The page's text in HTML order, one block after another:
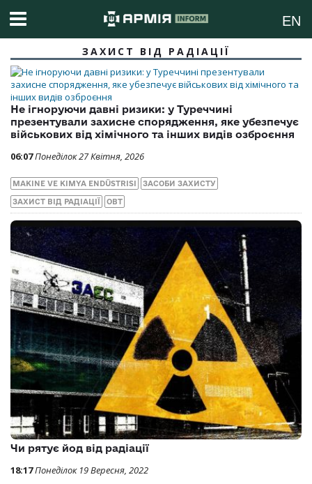
EN
ЗАХИСТ ВІД РАДІАЦІЇ
Не ігноруючи давні ризики: у Туреччині
презентували захисне спорядження, яке убезпечує
військових від хімічного та інших видів озброєння
06:07Понеділок 27 Квітня, 2026
MAKINE VE KIMYA ENDÜSTRISI ЗАСОБИ ЗАХИСТУ
ЗАХИСТ ВІД РАДІАЦІЇ ОВТ
Чи рятує йод від радіації
18:17Понеділок 19 Вересня, 2022